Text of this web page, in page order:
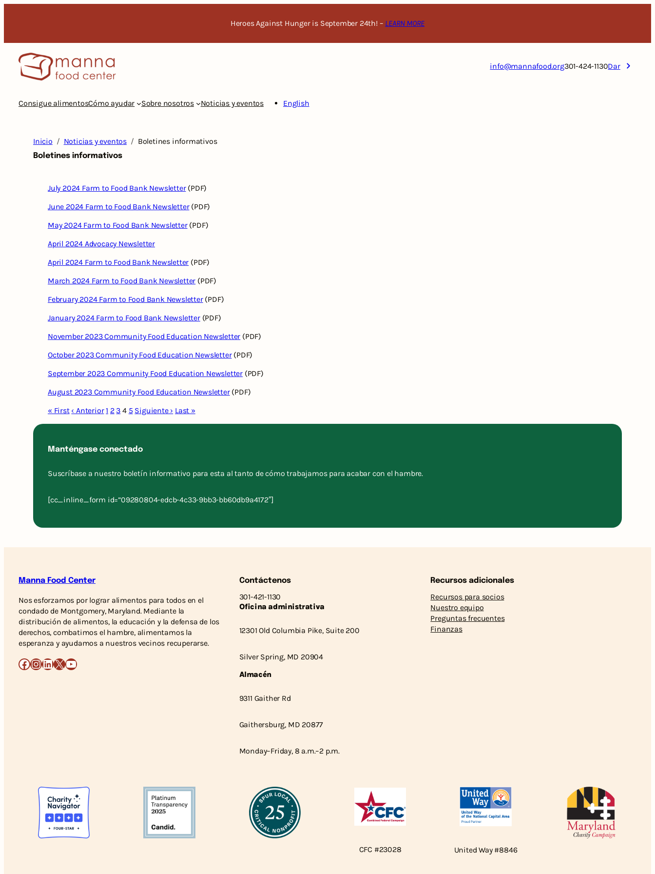
Heroes Against Hunger is September 24th! – LEARN MORE
info@mannafood.org301-424-1130Dar
Consigue alimentosCómo ayudar Sobre nosotros Noticias y eventos English
Inicio Noticias y eventos Boletines informativos
Boletines informativos
July 2024 Farm to Food Bank Newsletter(PDF)
June 2024 Farm to Food Bank Newsletter(PDF)
May 2024 Farm to Food Bank Newsletter(PDF)
April 2024 Advocacy Newsletter
April 2024 Farm to Food Bank Newsletter (PDF)
March 2024 Farm to Food Bank Newsletter (PDF)
February 2024 Farm to Food Bank Newsletter(PDF)
January 2024 Farm to Food Bank Newsletter(PDF)
November 2023 Community Food Education Newsletter (PDF)
October 2023 Community Food Education Newsletter(PDF)
September 2023 Community Food Education Newsletter (PDF)
August 2023 Community Food Education Newsletter(PDF)
« First ‹ Anterior 1 2 3 4 5 Siguiente › Last »
Manténgase conectado
Suscríbase a nuestro boletín informativo para esta al tanto de cómo trabajamos para acabar con el hambre.
[cc_inline_form id=”09280804-edcb-4c33-9bb3-bb60db9a4172″]
Manna Food Center
Nos esforzamos por lograr alimentos para todos en el
condado de Montgomery, Maryland. Mediante la
distribución de alimentos, la educación y la defensa de los
derechos, combatimos el hambre, alimentamos la
esperanza y ayudamos a nuestros vecinos recuperarse.
Facebook
Instagram
LinkedIn
X YouTube
Contáctenos
301-421-1130
Oficina administrativa
12301 Old Columbia Pike, Suite 200
Silver Spring, MD 20904
Almacén
9311 Gaither Rd
Gaithersburg, MD 20877
Monday–Friday, 8 a.m.–2 p.m.
Recursos adicionales
Recursos para socios
Nuestro equipo
Preguntas frecuentes
Finanzas
CFC #23028 United Way #8846